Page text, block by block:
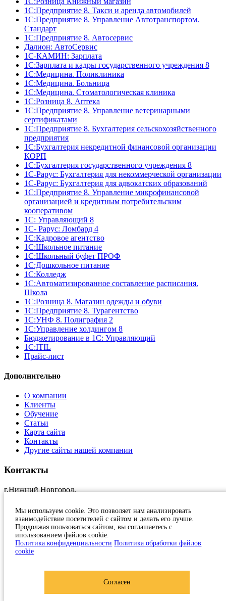
1C:Предприятие 8. Такси и аренда автомобилей
1С:Предприятие 8. Управление Автотранспортом.
Стандарт
1C:Предприятие 8. Автосервис
Далион: АвтоСервис
1С-КАМИН: Зарплата
1С:Зарплата и кадры государственного учреждения 8
1С:Медицина. Поликлиника
1С:Медицина. Больница
1С:Медицина. Стоматологическая клиника
1С:Розница 8. Аптека
1C:Предприятие 8. Управление ветеринарными
сертификатами
1С:Предприятие 8. Бухгалтерия сельскохозяйственного
предприятия
1C:Бухгалтерия некредитной финансовой организации
КОРП
1С:Бухгалтерия государственного учреждения 8
1С-Рарус: Бухгалтерия для некоммерческой организации
1С-Рарус: Бухгалтерия для адвокатских образований
1С:Предприятие 8. Управление микрофинансовой
организацией и кредитным потребительским
кооперативом
1С: Управляющий 8
1С- Рарус: Ломбард 4
1С:Кадровое агентство
1С:Школьное питание
1С:Школьный буфет ПРОФ
1C:Дошкольное питание
1С:Колледж
1С:Автоматизированное составление расписания.
Школа
1С:Розница 8. Магазин одежды и обуви
1С:Предприятие 8. Турагентство
1С:УНФ 8. Полиграфия 2
1С:Управление холдингом 8
Бюджетирование в 1С: Управляющий
1С:ITIL
Прайс-лист
Дополнительно
О компании
Клиенты
Обучение
Статьи
Карта сайта
Контакты
Другие сайты нашей компании
Контакты
г.Нижний Новгород,
+7 (831)231 23 24
1c@at-nn.ru
2026, Активные Технологии
Политика конфиденциальности
Мы используем cookie. Это позволяет нам анализировать
взаимодействие посетителей с сайтом и делать его лучше.
Продолжая пользоваться сайтом, вы соглашаетесь с
ипользованием файлов cookie.
Политика конфиденциальности Политика обработки файлов
cookie
Согласен